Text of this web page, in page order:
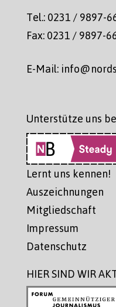
Tel.: 0231 / 9897-
Fax: 0231 / 9897-
E-Mail:
Unterstütze uns
Lernt uns kennen!
Auszeichnungen
Mitgliedschaft
Impressum
Datenschutz
HIER SIND WIR